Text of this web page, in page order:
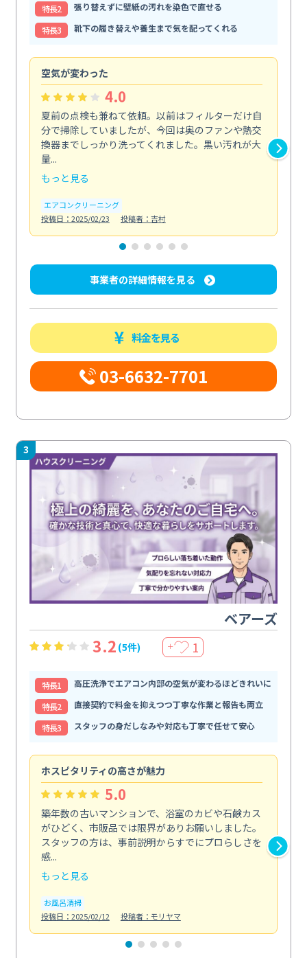
特⻑2
張り替えずに壁紙の汚れを染色で直せる
特⻑3
靴下の履き替えや養生まで気を配ってくれる
空気が変わった
4.0
夏前の点検も兼ねて依頼。以前はフィルターだけ自
分で掃除していましたが、今回は奥のファンや熱交
換器までしっかり洗ってくれました。黒い汚れが大
量...
もっと見る
エアコンクリーニング
投稿日：2025/02/23
投稿者：吉村
事業者の詳細情報を見る
料金を見る
03-6632-7701
3
ベアーズ
3.2 (5件) ＋ 1
特⻑1
高圧洗浄でエアコン内部の空気が変わるほどきれいに
特⻑2
直接契約で料金を抑えつつ丁寧な作業と報告も両立
特⻑3
スタッフの身だしなみや対応も丁寧で任せて安心
ホスピタリティの高さが魅力
5.0
築年数の古いマンションで、浴室のカビや石鹸カス
がひどく、市販品では限界がありお願いしました。
スタッフの方は、事前説明からすでにプロらしさを
感...
もっと見る
お風呂清掃
投稿日：2025/02/12
投稿者：モリヤマ